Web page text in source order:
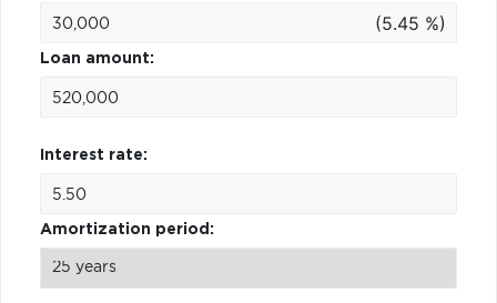
(5.45 %)
Loan amount:
Interest rate:
Amortization period: